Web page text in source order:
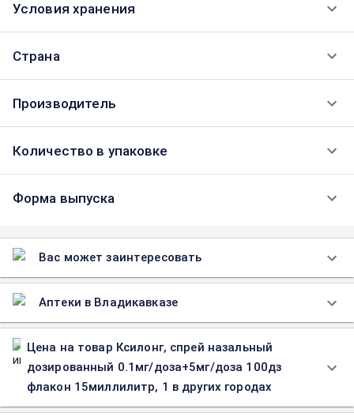
Условия хранения
Страна
Производитель
Количество в упаковке
Форма выпуска
Вас может заинтересовать
Аптеки в Владикавказе
Цена на товар Ксилонг, спрей назальный
дозированный 0.1мг/доза+5мг/доза 100дз
флакон 15миллилитр, 1 в других городах